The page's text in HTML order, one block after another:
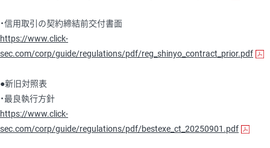
・信用取引の契約締結前交付書面
https://www.click-
sec.com/corp/guide/regulations/pdf/reg_shinyo_contract_prior.pdf
●新旧対照表
・最良執行方針
https://www.click-
sec.com/corp/guide/regulations/pdf/bestexe_ct_20250901.pdf